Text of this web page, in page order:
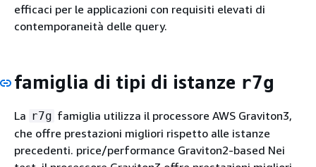
efficaci per le applicazioni con requisiti elevati di
contemporaneità delle query.
famiglia di tipi di istanze r7g
La r7g famiglia utilizza il processore AWS Graviton3,
che offre prestazioni migliori rispetto alle istanze
precedenti. price/performance Graviton2-based Nei